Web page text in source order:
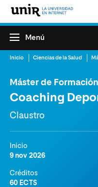
Menú
Inicio Ciencias de la Salud
Máster de
Coaching
Claustro
Inicio
9 nov 2026
Créditos
60 ECTS